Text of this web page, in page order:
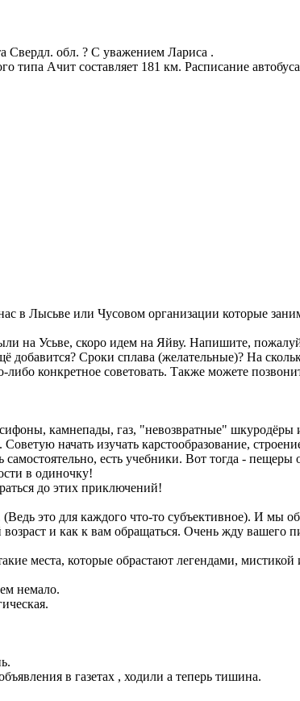
Свердл. обл. ? С уважением Лариса .
типа Ачит составляет 181 км. Расписание
в Лысьве или Чусовом организации которые
на Усьве, скоро идем на Яйву. Напишите,
Сроки сплава (желательные)? На
конкретное советовать. Также можете
камнепады, газ, "невозвратные"
начать изучать карстообразование,
есть учебники. Вот тогда - пещеры
в одиночку!
до этих приключений!
это для каждого что-то субъективное). И мы
и как к вам обращаться. Очень жду вашего
места, которые обрастают легендами, мистикой
немало.
в газетах , ходили а теперь тишина.